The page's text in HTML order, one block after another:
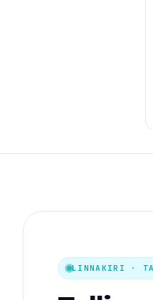
LINNAKIRI ·